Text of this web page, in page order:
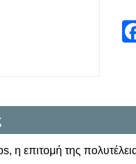
η επιτομή της